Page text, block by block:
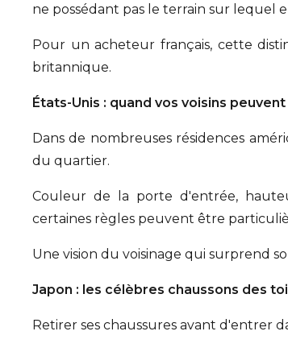
ne possédant pas le terrain sur lequel
Pour un acheteur français, cette
britannique.
États-Unis : quand vos voisins
Dans de nombreuses résidences
du quartier.
Couleur de la porte d'entrée,
certaines règles peuvent être
Une vision du voisinage qui surprend
Japon : les célèbres chaussons des
Retirer ses chaussures avant d'entrer